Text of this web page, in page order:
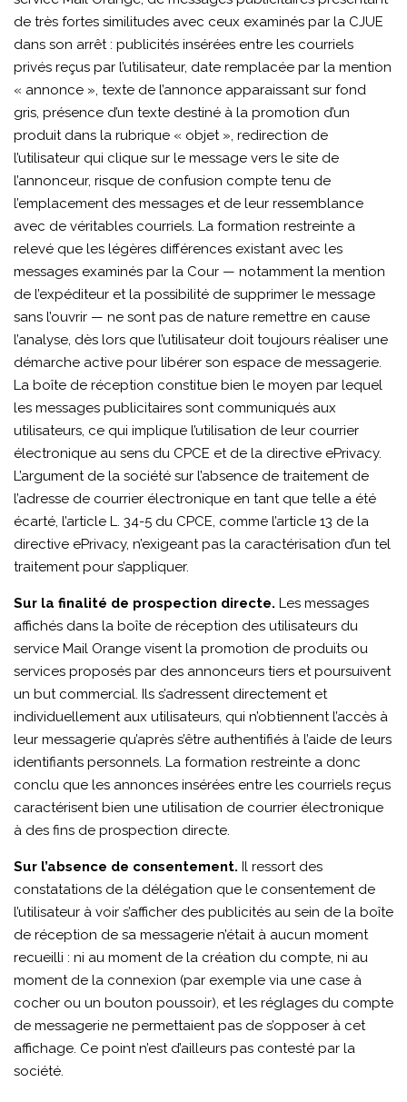
de très fortes similitudes avec ceux examinés par la CJUE
dans son arrêt : publicités insérées entre les courriels
privés reçus par l’utilisateur, date remplacée par la mention
« annonce », texte de l’annonce apparaissant sur fond
gris, présence d’un texte destiné à la promotion d’un
produit dans la rubrique « objet », redirection de
l’utilisateur qui clique sur le message vers le site de
l’annonceur, risque de confusion compte tenu de
l’emplacement des messages et de leur ressemblance
avec de véritables courriels. La formation restreinte a
relevé que les légères différences existant avec les
messages examinés par la Cour — notamment la mention
de l’expéditeur et la possibilité de supprimer le message
sans l’ouvrir — ne sont pas de nature remettre en cause
l’analyse, dès lors que l’utilisateur doit toujours réaliser une
démarche active pour libérer son espace de messagerie.
La boîte de réception constitue bien le moyen par lequel
les messages publicitaires sont communiqués aux
utilisateurs, ce qui implique l’utilisation de leur courrier
électronique au sens du CPCE et de la directive ePrivacy.
L’argument de la société sur l’absence de traitement de
l’adresse de courrier électronique en tant que telle a été
écarté, l’article L. 34-5 du CPCE, comme l’article 13 de la
directive ePrivacy, n’exigeant pas la caractérisation d’un tel
traitement pour s’appliquer.
Sur la finalité de prospection directe. Les messages
affichés dans la boîte de réception des utilisateurs du
service Mail Orange visent la promotion de produits ou
services proposés par des annonceurs tiers et poursuivent
un but commercial. Ils s’adressent directement et
individuellement aux utilisateurs, qui n’obtiennent l’accès à
leur messagerie qu’après s’être authentifiés à l’aide de leurs
identifiants personnels. La formation restreinte a donc
conclu que les annonces insérées entre les courriels reçus
caractérisent bien une utilisation de courrier électronique
à des fins de prospection directe.
Sur l’absence de consentement. Il ressort des
constatations de la délégation que le consentement de
l’utilisateur à voir s’afficher des publicités au sein de la boîte
de réception de sa messagerie n’était à aucun moment
recueilli : ni au moment de la création du compte, ni au
moment de la connexion (par exemple via une case à
cocher ou un bouton poussoir), et les réglages du compte
de messagerie ne permettaient pas de s’opposer à cet
affichage. Ce point n’est d’ailleurs pas contesté par la
société.